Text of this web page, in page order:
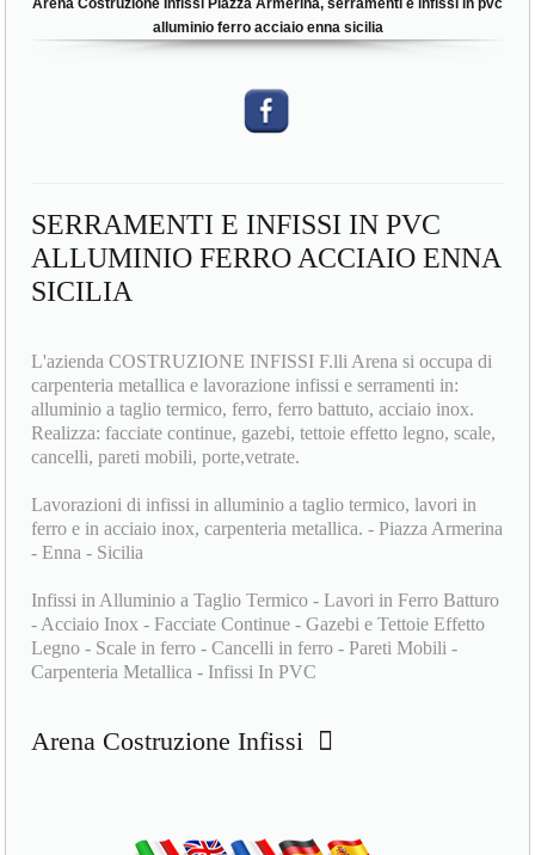
ALLUMINIO FERRO ACCIAIO ENNA
SICILIA
alluminio a taglio termico, ferro, ferro battuto, acciaio inox.
Realizza: facciate continue, gazebi, tettoie effetto legno, scale,
cancelli, pareti mobili, porte,vetrate.
Lavorazioni di infissi in alluminio a taglio termico, lavori in
- Enna - Sicilia
Infissi in Alluminio a Taglio Termico - Lavori in Ferro Batturo
Legno - Scale in ferro - Cancelli in ferro - Pareti Mobili -
Carpenteria Metallica - Infissi In PVC